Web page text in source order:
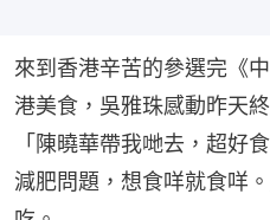
來到香港辛苦的參選完《
港美食，吳雅珠感動昨天
「陳曉華帶我哋去，超好
減肥問題，想食咩就食咩